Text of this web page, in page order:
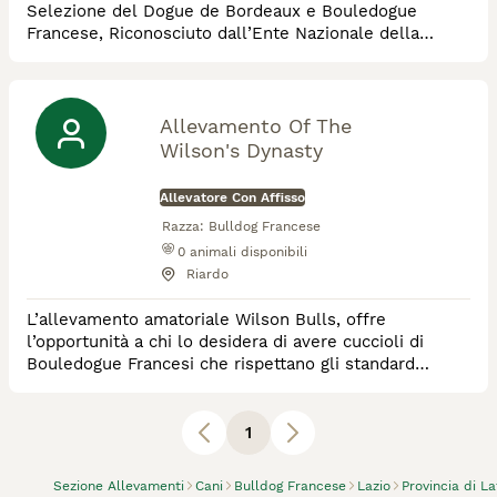
Sezione Allevamenti Cani Bulldog Francese Lazio Provincia di
Selezione del Dogue de Bordeaux e Bouledogue
Francese, Riconosciuto dall’Ente Nazionale della
Riconoscimento del Club Italiano del Molosso.
Allevamento Of The
Wilson's Dynasty
Allevatore Con Affisso
Razza: Bulldog Francese
0 animali disponibili
Riardo
L’allevamento amatoriale Wilson Bulls, offre
l’opportunità a chi lo desidera di avere cuccioli di
Bouledogue Francesi che rispettano gli standard
1